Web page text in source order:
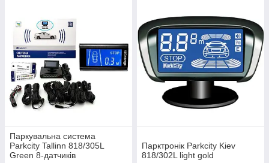
Паркувальна система
Parkcity Tallinn 818/305L
Green 8-датчиків
Парктронік Parkcity Kiev
818/302L light gold